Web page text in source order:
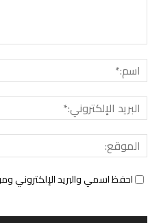
احفظ اسمي والبريد الإلكتروني